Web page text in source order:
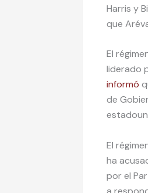
Harris y
que
El
liderado
informó
de
El
ha
por el